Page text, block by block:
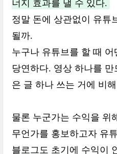
너지 효과를 낼 수 있다.
정말 돈에 상관없이 유튜
될까.
누구나 유튜브를 할 때
당연하다. 영상 하나를
은 글 하나 쓰는 거에 비
물론 누군가는 수익을 위
무언가를 홍보하고자 유
블로그도 초기에 수익이